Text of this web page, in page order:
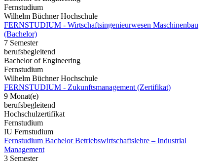
Fernstudium
Wilhelm Büchner Hochschule
FERNSTUDIUM - Wirtschaftsingenieurwesen Maschinenbau
(Bachelor)
7 Semester
berufsbegleitend
Bachelor of Engineering
Fernstudium
Wilhelm Büchner Hochschule
FERNSTUDIUM - Zukunftsmanagement (Zertifikat)
9 Monat(e)
berufsbegleitend
Hochschulzertifikat
Fernstudium
IU Fernstudium
Fernstudium Bachelor Betriebswirtschaftslehre – Industrial
Management
3 Semester